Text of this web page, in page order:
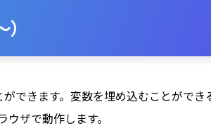
できます。変数を埋め込むことがで
ザで動作します。